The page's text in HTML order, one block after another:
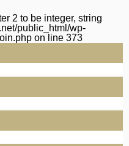
2 to be integer, string
public_html/wp-
on line 373